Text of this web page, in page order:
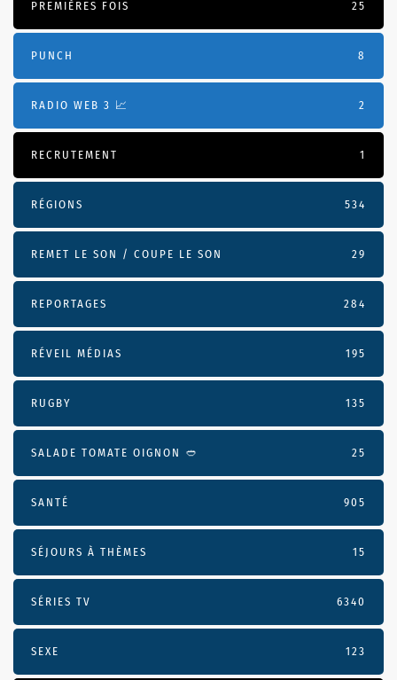
PREMIÈRES FOIS 25
PUNCH 8
RADIO WEB 3 📈 2
RECRUTEMENT 1
RÉGIONS 534
REMET LE SON / COUPE LE SON 29
REPORTAGES 284
RÉVEIL MÉDIAS 195
RUGBY 135
SALADE TOMATE OIGNON 🥙 25
SANTÉ 905
SÉJOURS À THÈMES 15
SÉRIES TV 6340
SEXE 123